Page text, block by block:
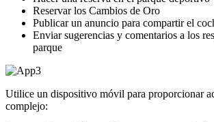
Reservar los Cambios de Oro
Publicar un anuncio para compartir el
Enviar sugerencias y comentarios a los
parque
Utilice un dispositivo móvil para proporcionar
complejo: